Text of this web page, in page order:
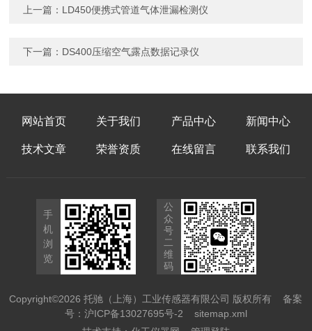
上一篇： LD450便携式管道气体泄漏检测仪
下一篇： DS400压缩空气露点数据记录仪
网站首页 关于我们 产品中心 新闻中心
技术文章 荣誉资质 在线留言 联系我们
手
机
浏
览
公
众
号
二
维
码
Copyright©2026 托驰（上海）工业传感器有限公司 版权所有备案
号：沪ICP备13027695号-2
sitemap.xml